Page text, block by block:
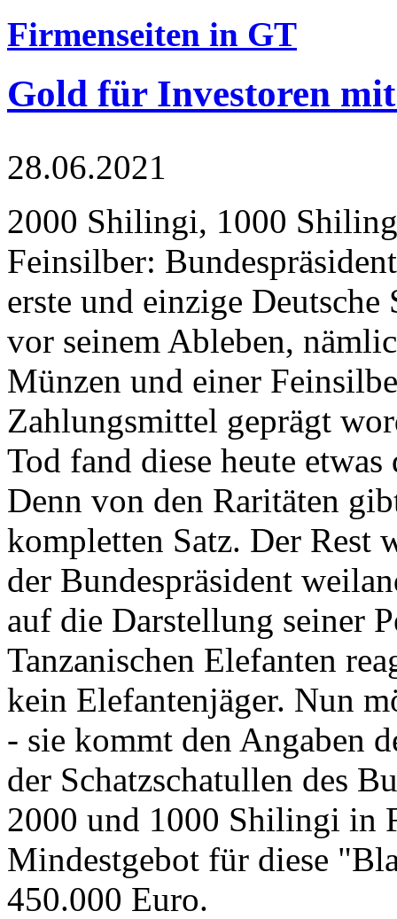
Firmenseiten in GT
Gold für Investoren
28.06.2021
2000 Shilingi, 1000
Feinsilber:
erste und einzige Deutsche
vor seinem Ableben,
Münzen und einer
Zahlungsmittel geprägt
Tod fand diese heute
Denn von den Raritäten
kompletten Satz. Der Rest
der Bundespräsident
auf die Darstellung seiner
Tanzanischen Elefanten
kein Elefantenjäger. Nun
- sie kommt den Angaben
der Schatzschatullen des
2000 und 1000 Shilingi in
Mindestgebot für diese
450.000 Euro.